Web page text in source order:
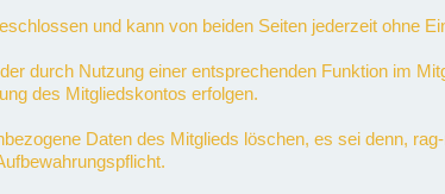
und kann von beiden Seiten jederzeit ohne
durch Nutzung einer entsprechenden Funktion im
des Mitgliedskontos erfolgen.
Daten des Mitglieds löschen, es sei denn,